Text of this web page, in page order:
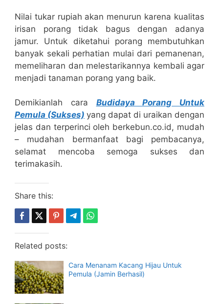
Nilai tukar rupiah akan menurun karena kualitas
irisan porang tidak bagus dengan adanya
jamur. Untuk diketahui porang membutuhkan
banyak sekali perhatian mulai dari pemanenan,
memeliharan dan melestarikannya kembali agar
menjadi tanaman porang yang baik.
Demikianlah cara Budidaya Porang Untuk
Pemula (Sukses) yang dapat di uraikan dengan
jelas dan terperinci oleh berkebun.co.id, mudah
– mudahan bermanfaat bagi pembacanya,
selamat mencoba semoga sukses dan
terimakasih.
Share this:
Related posts:
Cara Menanam Kacang Hijau Untuk
Pemula (Jamin Berhasil)